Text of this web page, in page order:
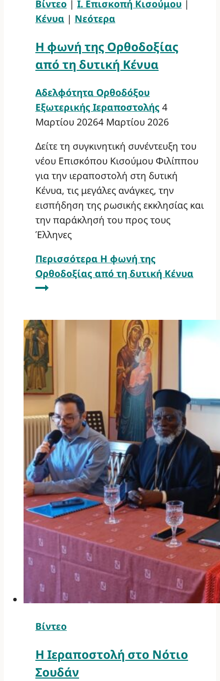
Βίντεο | Ι. Επισκοπή Κισούμου |
Κένυα | Νεότερα
Η φωνή της Ορθοδοξίας
από τη δυτική Κένυα
Αδελφότητα Ορθοδόξου
Εξωτερικής Ιεραποστολής 4
Μαρτίου 20264 Μαρτίου 2026
Δείτε τη συγκινητική συνέντευξη του
νέου Επισκόπου Κισούμου Φιλίππου
για την ιεραποστολή στη δυτική
Κένυα, τις μεγάλες ανάγκες, την
εισπήδηση της ρωσικής εκκλησίας και
την παράκλησή του προς τους
Έλληνες
Περισσότερα Η φωνή της
Ορθοδοξίας από τη δυτική Κένυα
Βίντεο
Η Ιεραποστολή στο Νότιο
Σουδάν